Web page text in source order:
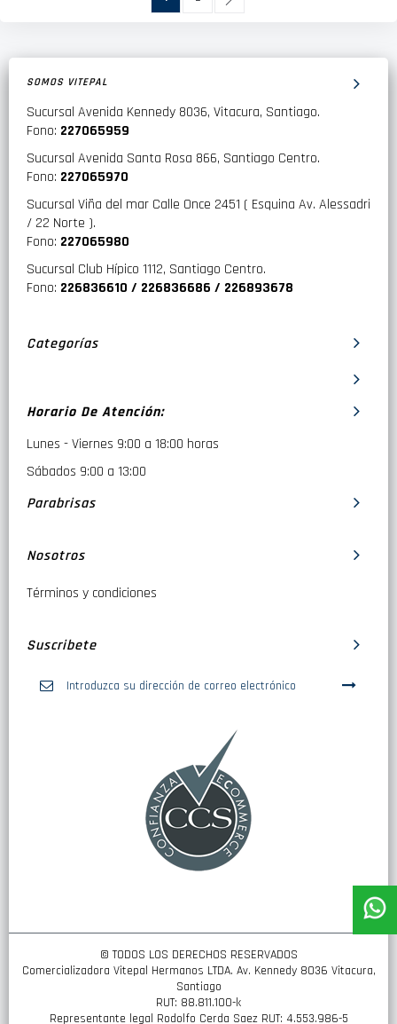
SOMOS VITEPAL
Sucursal Avenida Kennedy 8036, Vitacura, Santiago.
Fono: 227065959
Sucursal Avenida Santa Rosa 866, Santiago Centro.
Fono: 227065970
Sucursal Viña del mar Calle Once 2451 ( Esquina Av. Alessadri
/ 22 Norte ).
Fono: 227065980
Sucursal Club Hípico 1112, Santiago Centro.
Fono: 226836610 / 226836686 / 226893678
Categorías
Horario De Atención:
Lunes - Viernes 9:00 a 18:00 horas
Sábados 9:00 a 13:00
Parabrisas
Nosotros
Términos y condiciones
Suscribete
© TODOS LOS DERECHOS RESERVADOS
Comercializadora Vitepal Hermanos LTDA. Av. Kennedy 8036 Vitacura,
Santiago
RUT: 88.811.100-k
Representante legal Rodolfo Cerda Saez RUT: 4.553.986-5